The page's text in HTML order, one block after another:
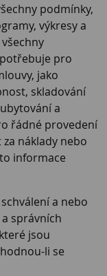
podmínky,
výkresy a
pro
jako
skladování
a
řádné provedení
náklady nebo
informace
a nebo
správních
jsou
li se